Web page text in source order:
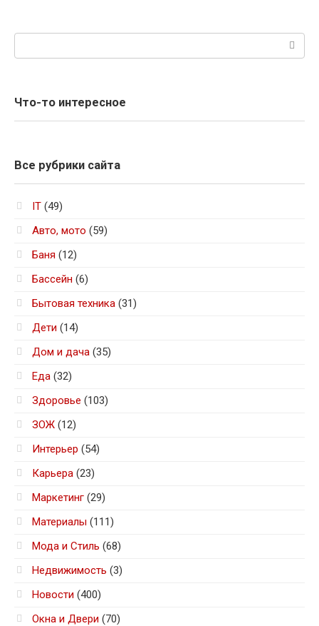
Что-то интересное
Все рубрики сайта
IT (49)
Авто, мото (59)
Баня (12)
Бассейн (6)
Бытовая техника (31)
Дети (14)
Дом и дача (35)
Еда (32)
Здоровье (103)
ЗОЖ (12)
Интерьер (54)
Карьера (23)
Маркетинг (29)
Материалы (111)
Мода и Стиль (68)
Недвижимость (3)
Новости (400)
Окна и Двери (70)